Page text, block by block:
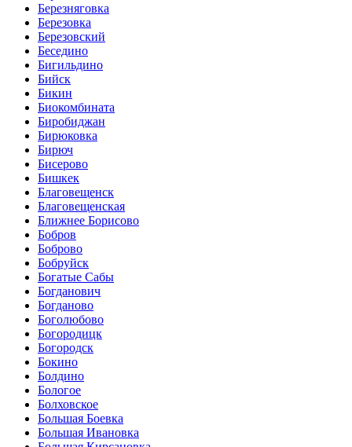
Березняговка
Березовка
Березовский
Беседино
Бигильдино
Бийск
Бикин
Биокомбината
Биробиджан
Бирюковка
Бирюч
Бисерово
Бишкек
Благовещенск
Благовещенская
Ближнее Борисово
Бобров
Боброво
Бобруйск
Богатые Сабы
Богданович
Богданово
Боголюбово
Богородицк
Богородск
Бокино
Болдино
Бологое
Болховское
Большая Боевка
Большая Ивановка